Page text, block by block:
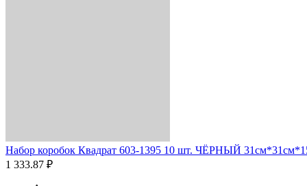
Набор коробок Квадрат 603-1395 10 шт. ЧЁРНЫЙ
1 333.87 ₽